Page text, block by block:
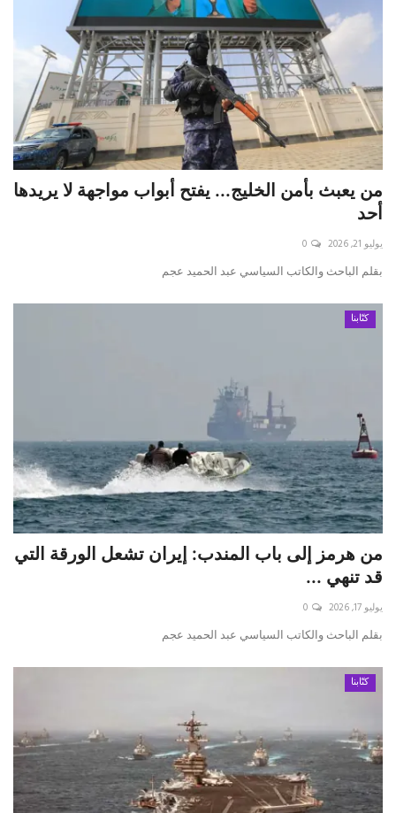
من يعبث بأمن الخليج... يفتح أبواب مواجهة لا يريدها
أحد
يوليو 21, 2026 0
بقلم الباحث والكاتب السياسي عبد الحميد عجم
كتّابنا
من هرمز إلى باب المندب: إيران تشعل الورقة التي
قد تنهي ...
يوليو 17, 2026 0
بقلم الباحث والكاتب السياسي عبد الحميد عجم
كتّابنا